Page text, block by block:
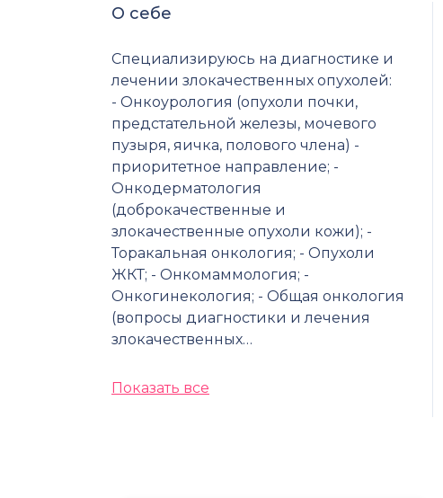
О себе
Специализируюсь на диагностике и
лечении злокачественных опухолей:
- Онкоурология (опухоли почки,
предстательной железы, мочевого
пузыря, яичка, полового члена) -
приоритетное направление; -
Онкодерматология
(доброкачественные и
злокачественные опухоли кожи); -
Торакальная онкология; - Опухоли
ЖКТ; - Онкомаммология; -
Онкогинекология; - Общая онкология
(вопросы диагностики и лечения
злокачественных…
Показать все